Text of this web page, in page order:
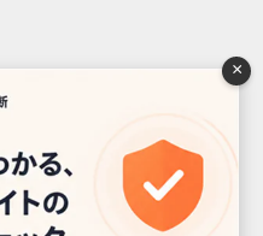
×